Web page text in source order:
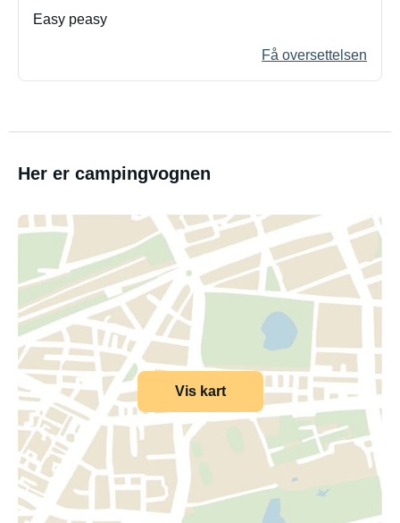
Easy peasy
Få oversettelsen
Her er campingvognen
Vis kart